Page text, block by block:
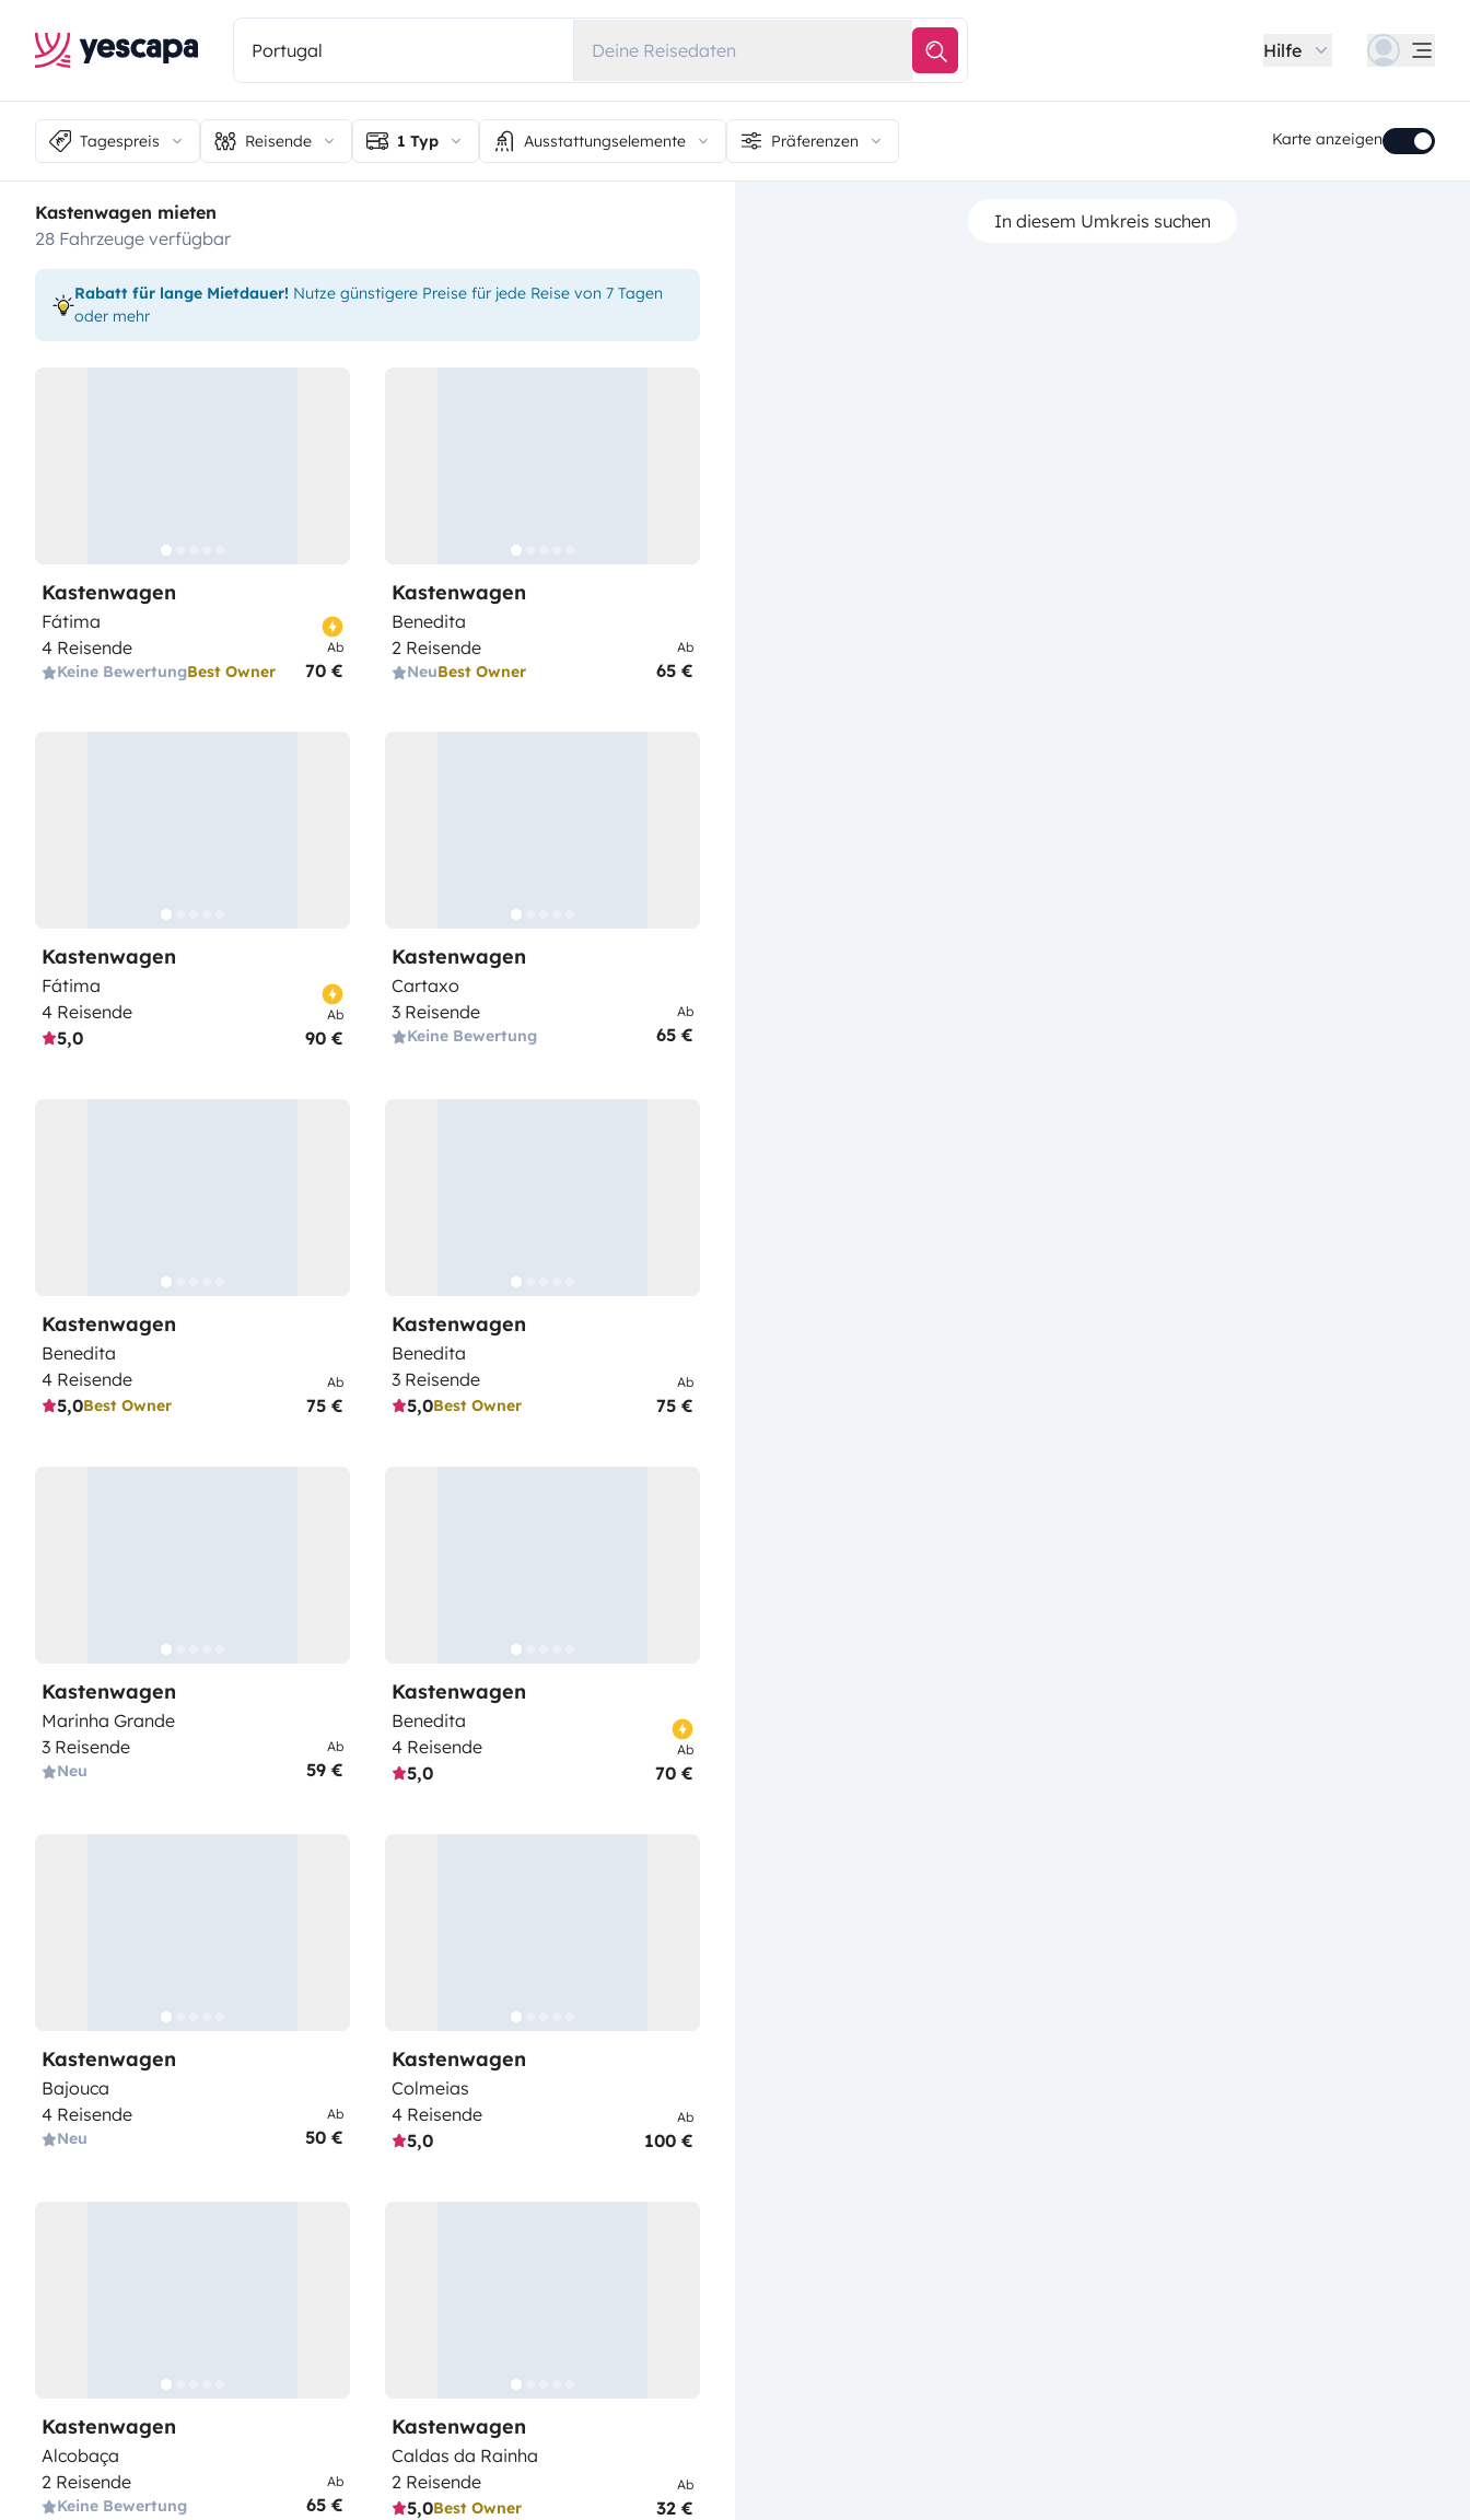
Deine Reisedaten Hilfe
Tagespreis Reisende 1 Typ Ausstattungselemente Präferenzen Karte anzeigen
Kastenwagen mieten
28 Fahrzeuge verfügbar
Rabatt für lange Mietdauer! Nutze günstigere Preise für jede Reise von 7 Tagen
oder mehr
Kastenwagen
Fátima
4 Reisende
Keine BewertungBest Owner
Ab
70 €
Kastenwagen
Benedita
2 Reisende
NeuBest Owner
Ab
65 €
Kastenwagen
Fátima
4 Reisende
5,0
Ab
90 €
Kastenwagen
Cartaxo
3 Reisende
Keine Bewertung
Ab
65 €
Kastenwagen
Benedita
4 Reisende
5,0Best Owner
Ab
75 €
Kastenwagen
Benedita
3 Reisende
5,0Best Owner
Ab
75 €
Kastenwagen
Marinha Grande
3 Reisende
Neu
Ab
59 €
Kastenwagen
Benedita
4 Reisende
5,0
Ab
70 €
Kastenwagen
Bajouca
4 Reisende
Neu
Ab
50 €
Kastenwagen
Colmeias
4 Reisende
5,0
Ab
100 €
Kastenwagen
Alcobaça
2 Reisende
Keine Bewertung
Ab
65 €
Kastenwagen
Caldas da Rainha
2 Reisende
5,0Best Owner
Ab
32 €
In diesem Umkreis suchen